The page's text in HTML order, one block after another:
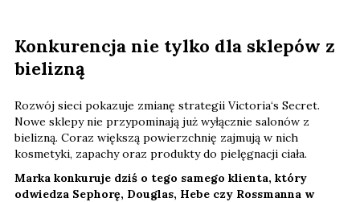
Konkurencja nie tylko dla sklepów z
bielizną
Rozwój sieci pokazuje zmianę strategii Victoria‘s Secret.
Nowe sklepy nie przypominają już wyłącznie salonów z
bielizną. Coraz większą powierzchnię zajmują w nich
kosmetyki, zapachy oraz produkty do pielęgnacji ciała.
Marka konkuruje dziś o tego samego klienta, który
odwiedza Sephorę, Douglas, Hebe czy Rossmanna w